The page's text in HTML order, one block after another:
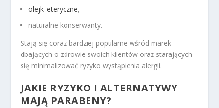
olejki eteryczne,
naturalne konserwanty.
Stają się coraz bardziej popularne wśród marek
dbających o zdrowie swoich klientów oraz starających
się minimalizować ryzyko wystąpienia alergii.
JAKIE RYZYKO I ALTERNATYWY
MAJĄ PARABENY?